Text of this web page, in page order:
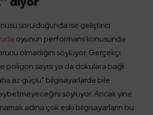
diyor
sorulduğunda ise geliştirici
oyunun performans konusunda
olmadığını söylüyor. Gerçekçi
sayısı ya da dokulara bağlı
az güçlü” bilgisayarlarda bile
söylüyor. Ancak yine
adına çok eski bilgisayarların bu